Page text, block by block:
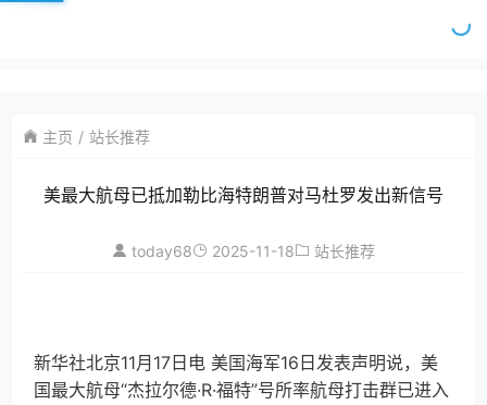
主页 站长推荐
美最大航母已抵加勒比海特朗普对马杜罗发出新信号
today68 2025-11-18 站长推荐
新华社北京11月17日电 美国海军16日发表声明说，美
国最大航母“杰拉尔德·R·福特”号所率航母打击群已进入